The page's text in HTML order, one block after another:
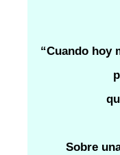
“Cuando hoy
Sobre